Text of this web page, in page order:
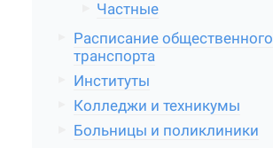
Частные
Расписание общественного
транспорта
Институты
Колледжи и техникумы
Больницы и поликлиники